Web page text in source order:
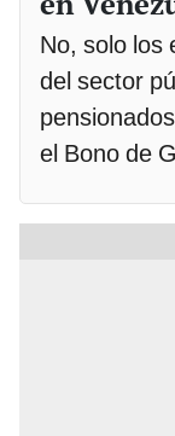
No, solo los
del sector
el Bono de